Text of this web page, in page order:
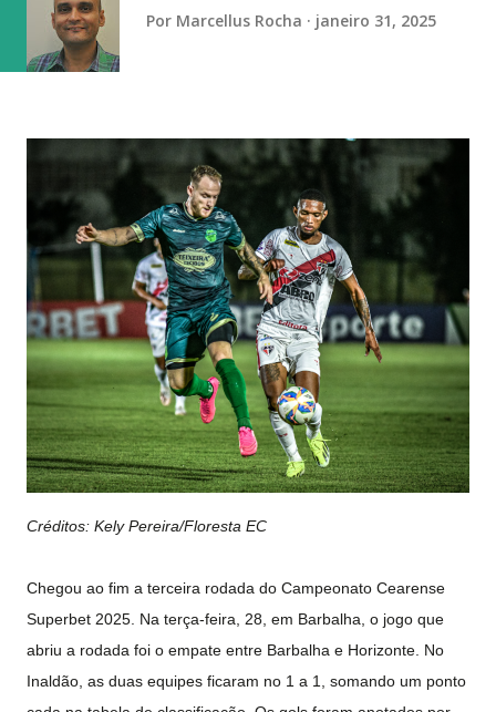
primeira fase será justamente na estreia, contra o Atlét...
Por Marcellus Rocha janeiro 31, 2025
Créditos: Kely Pereira/Floresta EC
Chegou ao fim a terceira rodada do Campeonato Cearense
Superbet 2025. Na terça-feira, 28, em Barbalha, o jogo que
abriu a rodada foi o empate entre Barbalha e Horizonte. No
Inaldão, as duas equipes ficaram no 1 a 1, somando um ponto